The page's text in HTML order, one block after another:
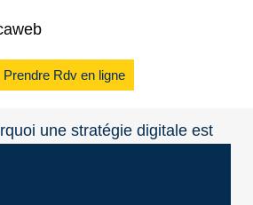
Prendre Rdv en ligne
une stratégie digitale est